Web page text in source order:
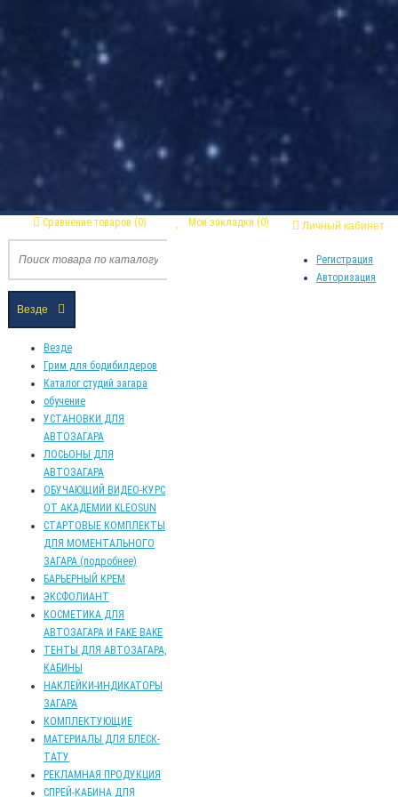
Личный кабинет
Регистрация
Авторизация
Мои закладки (0)
Сравнение товаров (0)
Везде
Везде
Грим для бодибилдеров
Каталог студий загара
обучение
УСТАНОВКИ ДЛЯ
АВТОЗАГАРА
ЛОСЬОНЫ ДЛЯ
АВТОЗАГАРА
ОБУЧАЮЩИЙ ВИДЕО-КУРС
ОТ АКАДЕМИИ KLEOSUN
СТАРТОВЫЕ КОМПЛЕКТЫ
ДЛЯ МОМЕНТАЛЬНОГО
ЗАГАРА (подробнее)
БАРЬЕРНЫЙ КРЕМ
ЭКСФОЛИАНТ
КОСМЕТИКА ДЛЯ
АВТОЗАГАРА И FAKE BAKE
ТЕНТЫ ДЛЯ АВТОЗАГАРА,
КАБИНЫ
НАКЛЕЙКИ-ИНДИКАТОРЫ
ЗАГАРА
КОМПЛЕКТУЮЩИЕ
МАТЕРИАЛЫ ДЛЯ БЛЕСК-
ТАТУ
РЕКЛАМНАЯ ПРОДУКЦИЯ
СПРЕЙ-КАБИНА ДЛЯ